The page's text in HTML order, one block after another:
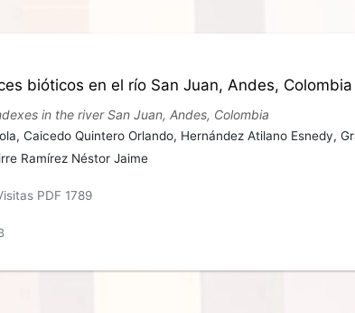
bióticos en el río San Juan, Andes, Colombia
in the river San Juan, Andes, Colombia
Caicedo Quintero Orlando, Hernández Atilano Esnedy,
Ramírez Néstor Jaime
PDF 1789